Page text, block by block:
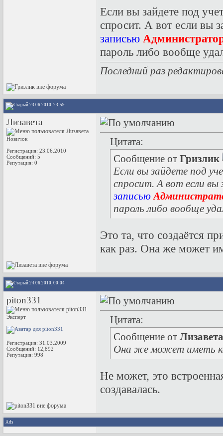
Если вы зайдете под
спросит. А вот если вы
записью
пароль либо вообще
Последний раз
23.06.2010, 23:59
Лизавета
Новичок
Регистрация: 23.06.2010
Сообщений: 5
Репутация: 0
Цитата:
Сообщение от Гризлик
Если вы зайдете под
спросит. А вот если вы
записью
пароль либо вообще
Это та, что создаётся
как раз. Она же может
24.06.2010, 00:04
piton331
Эксперт
Регистрация: 31.03.2009
Сообщений: 12,892
Репутация: 998
Цитата:
Сообщение от Лизавета
Она же может иметь
Не может, это
создавалась.
Ads